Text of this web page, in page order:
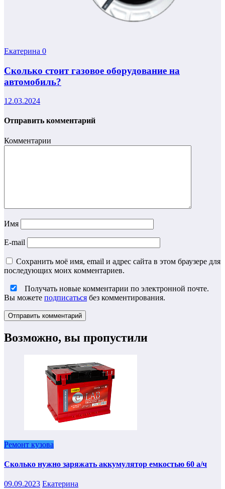
Екатерина 0
Сколько стоит газовое оборудование на
автомобиль?
12.03.2024
Отправить комментарий
Комментарии
Имя
E-mail
Сохранить моё имя, email и адрес сайта в этом браузере для
последующих моих комментариев.
Получать новые комментарии по электронной почте.
Вы можете подписаться без комментирования.
Возможно, вы пропустили
Ремонт кузова
Сколько нужно заряжать аккумулятор емкостью 60 а/ч
09.09.2023 Екатерина